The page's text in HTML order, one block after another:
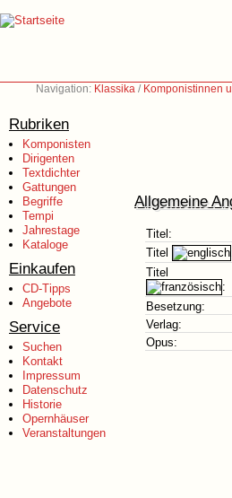
Navigation: Klassika / Komponistinnen
Rubriken
Komponisten
Dirigenten
Textdichter
Gattungen
Begriffe
Tempi
Jahrestage
Kataloge
Einkaufen
CD-Tipps
Angebote
Service
Suchen
Kontakt
Impressum
Datenschutz
Historie
Opernhäuser
Veranstaltungen
Allgemeine
Titel:
Titel
Titel
:
Besetzung:
Verlag:
Opus: